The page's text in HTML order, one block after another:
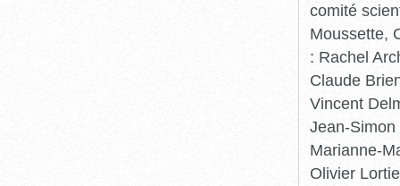
comité
Moussette,
: Rachel
Claude
Vincent
Jean-
Marianne-
Olivier